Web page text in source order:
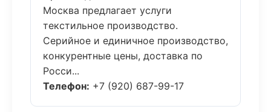
Москва предлагает услуги
текстильное производство.
Серийное и единичное производство,
конкурентные цены, доставка по
Росси...
Телефон: +7 (920) 687-99-17